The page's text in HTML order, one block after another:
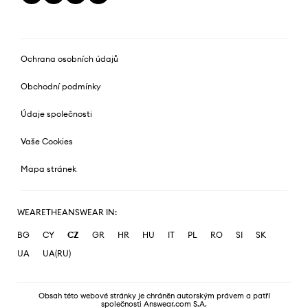
Ochrana osobních údajů
Obchodní podmínky
Údaje společnosti
Vaše Cookies
Mapa stránek
WEARETHEANSWEAR IN:
BG CY CZ GR HR HU IT PL RO SI
SK
UA
UA(RU)
Obsah této webové stránky je chráněn autorským právem a patří
společnosti Answear.com S.A.